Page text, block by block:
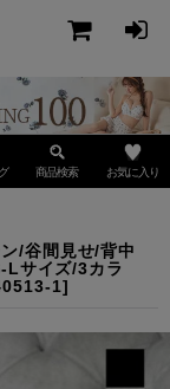
商品検索 お気に入り
/谷間見せ/背中
Lサイズ/3カラ
1]